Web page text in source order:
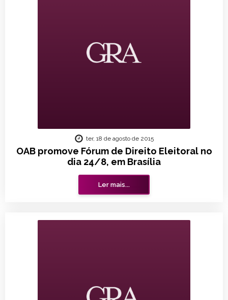
OAB promove Fórum de Direito Eleitoral no
dia 24/8, em Brasília
ter, 18 de agosto de 2015
Ler mais...